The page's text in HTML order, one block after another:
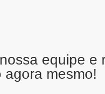
equipe e
agora mesmo!